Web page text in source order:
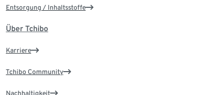
Entsorgung / Inhaltsstoffe
Über Tchibo
Karriere
Tchibo Community
Nachhaltigkeit